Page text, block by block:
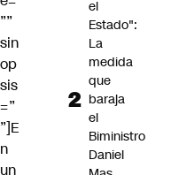
””
sin
op
sis
=”
”]E
n
un
el
Estado":
La
medida
que
baraja
el
Biministro
Daniel